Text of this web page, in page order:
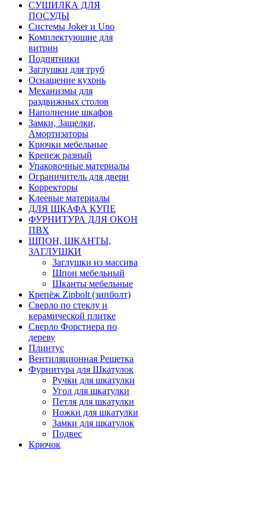
СУШИЛКА ДЛЯ
ПОСУДЫ
Системы Joker и Uno
Комплектующие для
витрин
Подпятники
Заглушки для труб
Оснащение кухонь
Механизмы для
раздвижных столов
Наполнение шкафов
Замки, Защелки,
Амортизаторы
Крючки мебельные
Крепеж разный
Упаковочные материалы
Ограничитель для двери
Корректоры
Клеевые материалы
ДЛЯ ШКАФА КУПЕ
ФУРНИТУРА ДЛЯ ОКОН
ПВХ
ШПОН, ШКАНТЫ,
ЗАГЛУШКИ
Заглушки из массива
Шпон мебельный
Шканты мебельные
Крепёж Zipbolt (зипболт)
Сверло по стеклу и
керамической плитке
Сверло Форстнера по
дереву
Плинтус
Вентиляционная Решетка
Фурнитура для Шкатулок
Ручки для шкатулки
Угол для шкатулки
Петля для шкатулки
Ножки для шкатулки
Замки для шкатулок
Подвес
Крючок